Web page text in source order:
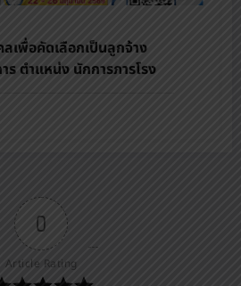
เพื่อคัดเลือกเป็นลูกจ้าง
ร ตำแหน่ง นักการภารโรง
0
Article Rating